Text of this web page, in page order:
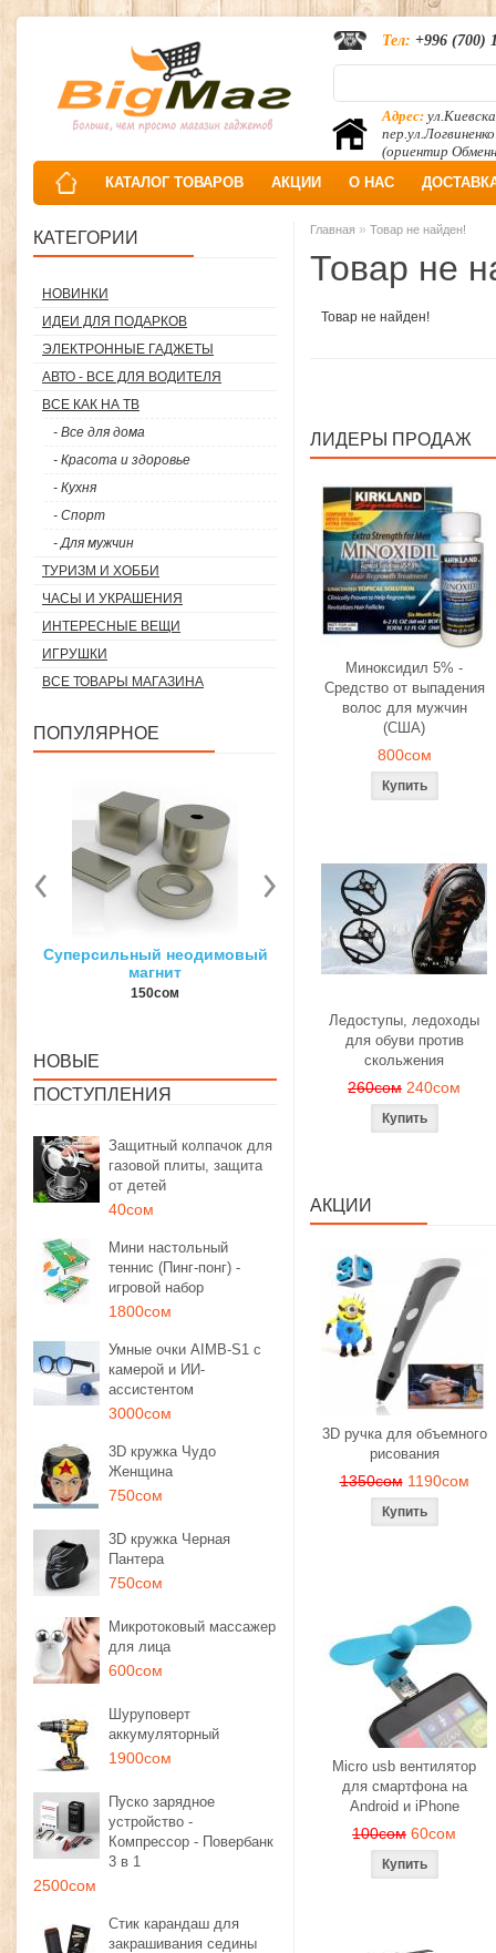
Адрес:
пер.ул.Логвиненко
(ориентир
Тел: +996 (700)
КАТАЛОГ ТОВАРОВ АКЦИИ О НАС
КАТЕГОРИИ
НОВИНКИ
ИДЕИ ДЛЯ ПОДАРКОВ
ЭЛЕКТРОННЫЕ ГАДЖЕТЫ
АВТО - ВСЕ ДЛЯ ВОДИТЕЛЯ
ВСЕ КАК НА ТВ
- Все для дома
- Красота и здоровье
- Кухня
- Спорт
- Для мужчин
ТУРИЗМ И ХОББИ
ЧАСЫ И УКРАШЕНИЯ
ИНТЕРЕСНЫЕ ВЕЩИ
ИГРУШКИ
ВСЕ ТОВАРЫ МАГАЗИНА
ПОПУЛЯРНОЕ
неодимовый
3D ручка для объемного
НОВЫЕ
ПОСТУПЛЕНИЯ
Защитный колпачок для
газовой плиты, защита
от детей
40сом
Мини настольный
теннис (Пинг-понг) -
игровой набор
1800сом
Умные очки AIMB-S1 с
камерой и ИИ-
ассистентом
3000сом
3D кружка Чудо
Женщина
750сом
3D кружка Черная
Пантера
750сом
Микротоковый массажер
для лица
600сом
Шуруповерт
аккумуляторный
1900сом
Пуско зарядное
устройство -
Компрессор - Повербанк
3 в 1
2500сом
Стик карандаш для
закрашивания седины
Главная » Товар не найден!
Товар не
Товар не найден!
ЛИДЕРЫ ПРОДАЖ
Миноксидил 5% -
Средство от выпадения
волос для мужчин
(США)
800сом
Ледоступы, ледоходы
для обуви против
скольжения
260сом 240сом
АКЦИИ
3D ручка для объемного
рисования
1350сом 1190сом
Micro usb вентилятор
для смартфона на
Android и iPhone
100сом 60сом